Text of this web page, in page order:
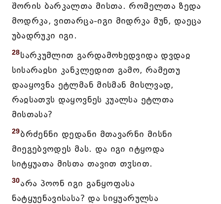
შორის ბარკალთა მისთა. რომელთა ზედა
მოდრკა, ვითარცა-იგი მიდრკა მუნ, დაეცა
უბადრუკი იგი.
28სარკუმლით გარდამოხედვიდა დვდაჲ
სისარაჲსი კანკლედით გამო, რამეთუ
დააყოვნა ეტლმან მისმან მისლვად,
რაჲსათჳს დაყოვნეს კუალსა ეტლთა
მისთასა?
29ბრძენნი დედანი მთავარნი მისნი
მიეგებვოდეს მას. და იგი იტყოდა
სიტყუათა მისთა თავით თჳსით.
30არა პოონ იგი განყოფასა
ნატყუენავისასა? და სიყუარულსა